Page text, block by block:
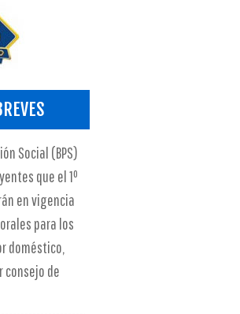
Social (BPS)
que el 1º
en vigencia
para los
doméstico,
consejo de